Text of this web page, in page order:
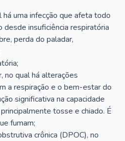
uma infecção que afeta todo
desde insuficiência respiratória
perda do paladar,
no qual há alterações
a respiração e o bem-estar do
significativa na capacidade
tosse e chiado. É
fumam;
crônica (DPOC), no